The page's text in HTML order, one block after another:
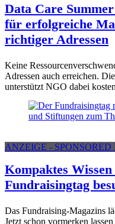
Data Care
für erfolgreiche
richtiger Adressen
Keine
Adressen auch erreichen.
unterstützt NGO dabei
ANZEIGE - SPONSORED
Kompaktes
Fundraisingtag
Das Fundraising-Magazins
Jetzt schon vormerken